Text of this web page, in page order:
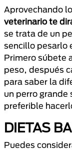
Aprovechando
veterinario te
se trata de un
sencillo pesarlo
Primero súbete
peso, después
para saber la
un perro grande
preferible
DIETAS
Puedes